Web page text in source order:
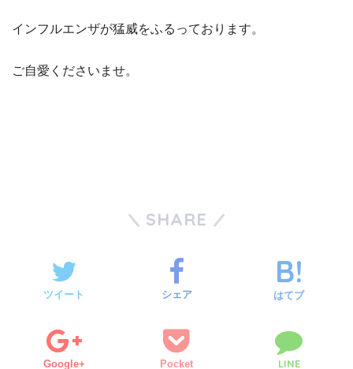
インフルエンザが猛威をふるっております。
ご自愛くださいませ。
SHARE
ツイート シェア はてブ
Google+ Pocket LINE